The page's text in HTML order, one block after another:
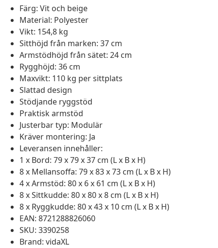
Färg: Vit och beige
Material: Polyester
Vikt: 154,8 kg
Sitthöjd från marken: 37 cm
Armstödhöjd från sätet: 24 cm
Rygghöjd: 36 cm
Maxvikt: 110 kg per sittplats
Slattad design
Stödjande ryggstöd
Praktisk armstöd
Justerbar typ: Modulär
Kräver montering: Ja
Leveransen innehåller:
1 x Bord: 79 x 79 x 37 cm (L x B x H)
8 x Mellansoffa: 79 x 83 x 73 cm (L x B x H)
4 x Armstöd: 80 x 6 x 61 cm (L x B x H)
8 x Sittkudde: 80 x 80 x 8 cm (L x B x H)
8 x Ryggkudde: 80 x 43 x 10 cm (L x B x H)
EAN: 8721288826060
SKU: 3390258
Brand: vidaXL